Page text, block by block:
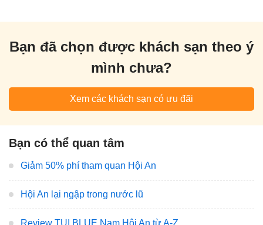
Bạn đã chọn được khách sạn theo ý
mình chưa?
Xem các khách sạn có ưu đãi
Bạn có thể quan tâm
Giảm 50% phí tham quan Hội An
Hội An lại ngập trong nước lũ